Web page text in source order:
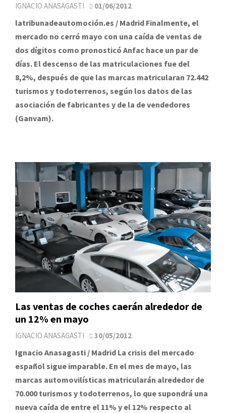
IGNACIO ANASAGASTI 01/06/2012
latribunadeautomoción.es / Madrid Finalmente, el
mercado no cerró mayo con una caída de ventas de
dos dígitos como pronosticó Anfac hace un par de
días. El descenso de las matriculaciones fue del
8,2%, después de que las marcas matricularan 72.442
turismos y todoterrenos, según los datos de las
asociación de fabricantes y de la de vendedores
(Ganvam).
Las ventas de coches caerán alrededor de
un 12% en mayo
IGNACIO ANASAGASTI 30/05/2012
Ignacio Anasagasti / Madrid La crisis del mercado
español sigue imparable. En el mes de mayo, las
marcas automovilísticas matricularán alrededor de
70.000 turismos y todoterrenos, lo que supondrá una
nueva caída de entre el 11% y el 12% respecto al